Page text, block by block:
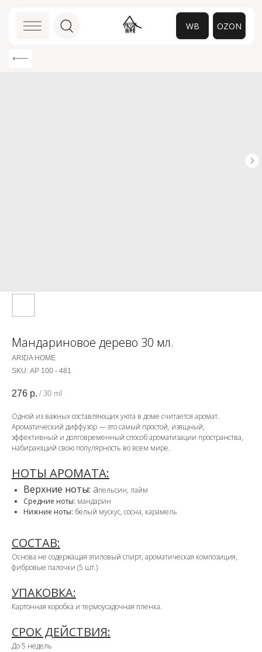
WB
Мандариновое дерево 30 мл.
ARIDA HOME
SKU: АР 100 - 481
276 р. / 30 ml
Одной из важных составляющих уюта в доме считается аромат.
Ароматический диффузор — это самый простой, изящный,
эффективный и долговременный способ ароматизации пространства,
набирающий свою популярность во всем мире.
НОТЫ АРОМАТА:
Верхние ноты: апельсин, лайм
Средние ноты: мандарин
Нижние ноты: белый мускус, сосна, карамель
СОСТАВ:
Основа не содержащая этиловый спирт, ароматическая композиция,
фибровые палочки (5 шт.)
УПАКОВКА:
Картонная коробка и термоусадочная пленка.
СРОК ДЕЙСТВИЯ:
До 5 недель